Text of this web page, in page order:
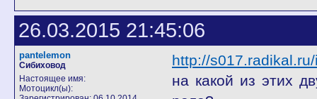
26.03.2015 21:45:06
pantelemon
Сибиховод
Настоящее имя:
Мотоцикл(ы):
http://
на какой из этих